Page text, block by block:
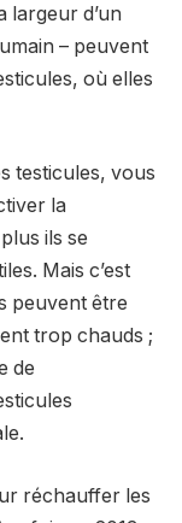
largeur d’un
– peuvent
où elles
testicules, vous
la
ils se
Mais c’est
peuvent être
trop chauds ;
de
réchauffer les